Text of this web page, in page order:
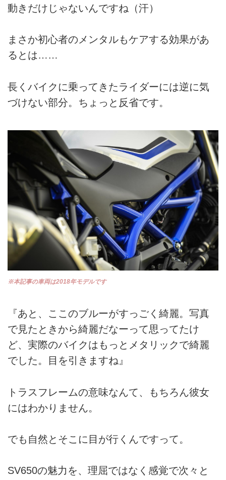
動きだけじゃないんですね（汗）
まさか初心者のメンタルもケアする効果があ
るとは……
長くバイクに乗ってきたライダーには逆に気
づけない部分。ちょっと反省です。
※本記事の車両は2018年モデルです
『あと、ここのブルーがすっごく綺麗。写真
で見たときから綺麗だなーって思ってたけ
ど、実際のバイクはもっとメタリックで綺麗
でした。目を引きますね』
トラスフレームの意味なんて、もちろん彼女
にはわかりません。
でも自然とそこに目が行くんですって。
SV650の魅力を、理屈ではなく感覚で次々と